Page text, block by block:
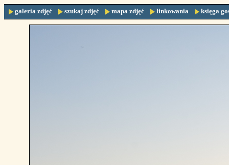
galeria zdjęć szukaj zdjęć mapa zdjęć linkowania księga